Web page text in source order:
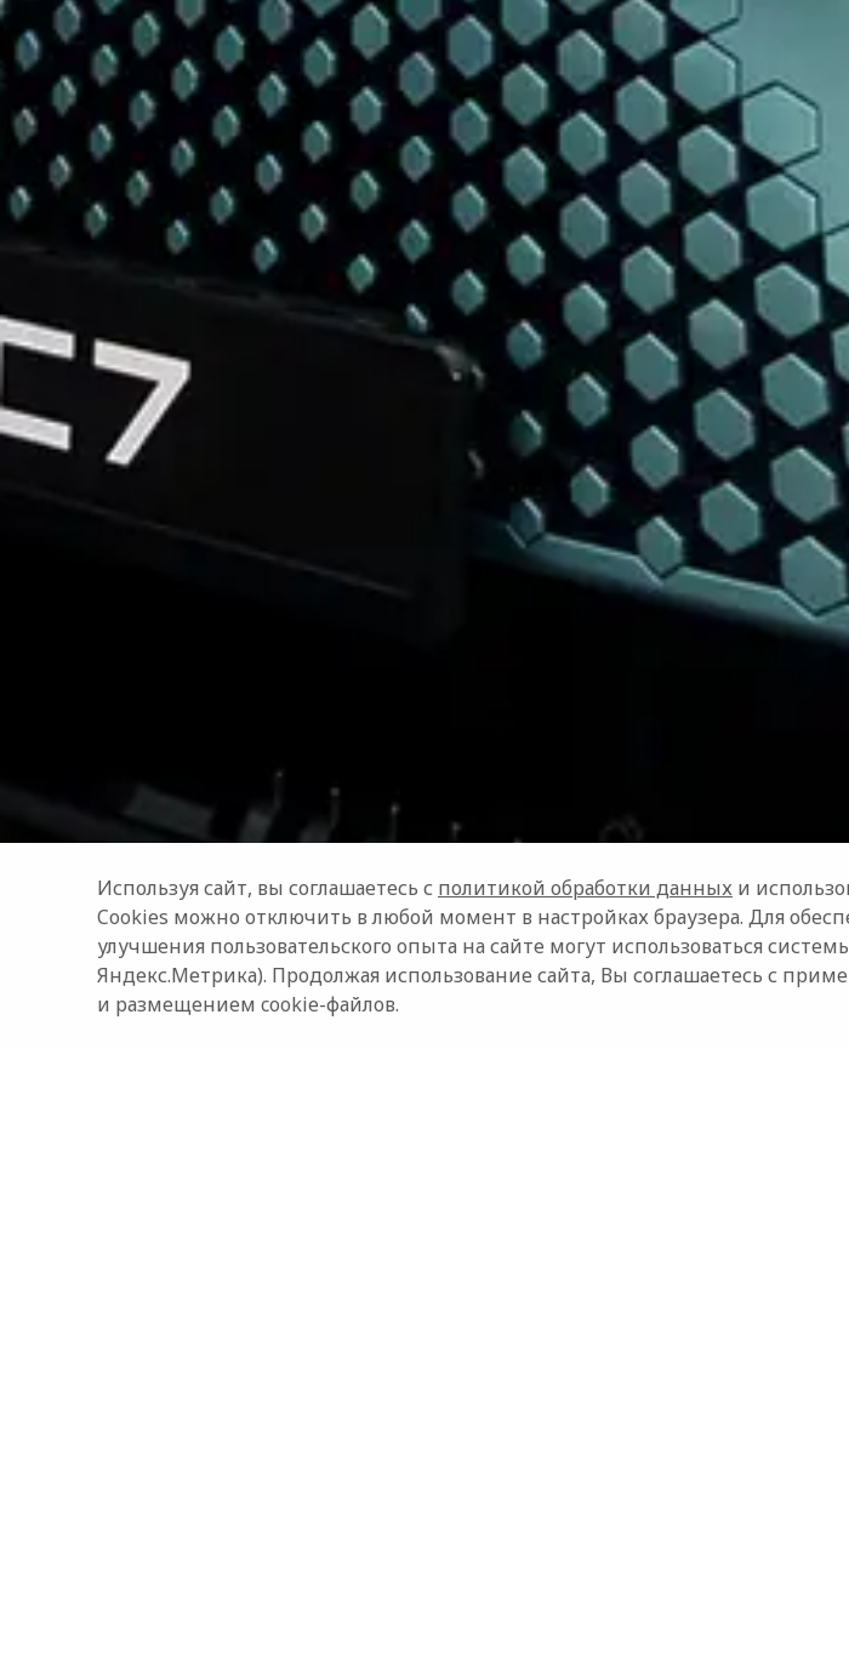
Используя сайт, вы соглашаетесь с политикой обработки данных и
Cookies можно отключить в любой момент в настройках браузера. Для
улучшения пользовательского опыта на сайте могут использоваться
Яндекс.Метрика). Продолжая использование сайта, Вы соглашаетесь с
и размещением cookie-файлов.